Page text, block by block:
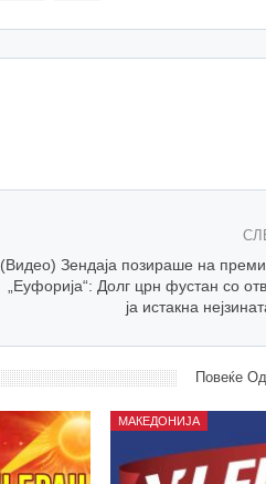
(Видео) Зендаја позираше на
„Еуфорија“: Долг црн фустан со
ја истакна
Повеќе
МАКЕДОНИЈА